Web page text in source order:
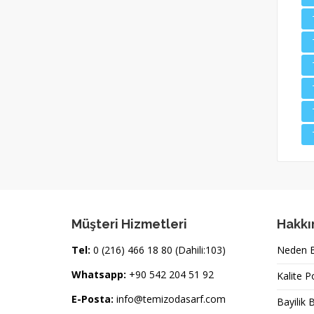
Müşteri Hizmetleri
Tel: 0 (216) 466 18 80 (Dahili:103)
Whatsapp: +90 542 204 51 92
E-Posta: info@temizodasarf.com
Neden
Kalite
Bayilik